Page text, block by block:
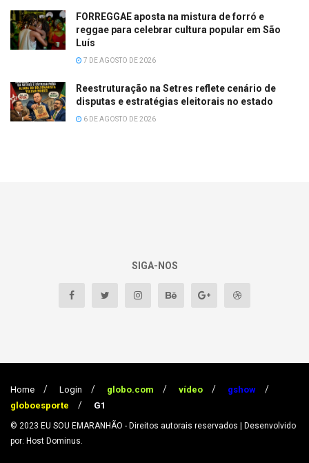
FORREGGAE aposta na mistura de forró e
reggae para celebrar cultura popular em São
Luís
7 DE AGOSTO DE 2026
Reestruturação na Setres reflete cenário de
disputas e estratégias eleitorais no estado
6 DE AGOSTO DE 2026
SIGA-NOS
Home Login globo.com vídeo
gshow
globoesporte
G1
© 2023 EU SOU EMARANHÃO - Direitos autorais reservados | Desenvolvido
por: Host Dominus